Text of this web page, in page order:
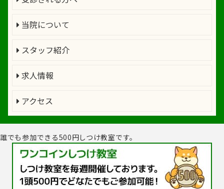
当院について
スタッフ紹介
求人情報
アクセス
誰でも参加できる500円しつけ教室です。